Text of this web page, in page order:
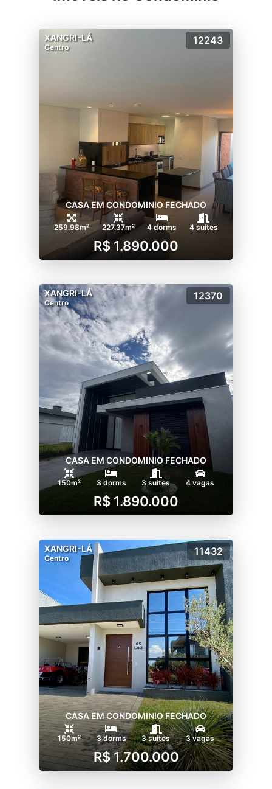
XANGRI-LÁ
Centro
12243
CASA EM CONDOMINIO FECHADO
259.98m² 227.37m² 4 dorms 4 suítes
R$ 1.890.000
XANGRI-LÁ
Centro
12370
CASA EM CONDOMINIO FECHADO
150m² 3 dorms 3 suítes 4 vagas
R$ 1.890.000
XANGRI-LÁ
Centro
11432
CASA EM CONDOMINIO FECHADO
150m² 3 dorms 3 suítes 3 vagas
R$ 1.700.000